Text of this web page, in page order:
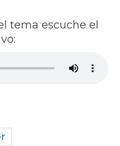
tema escuche el